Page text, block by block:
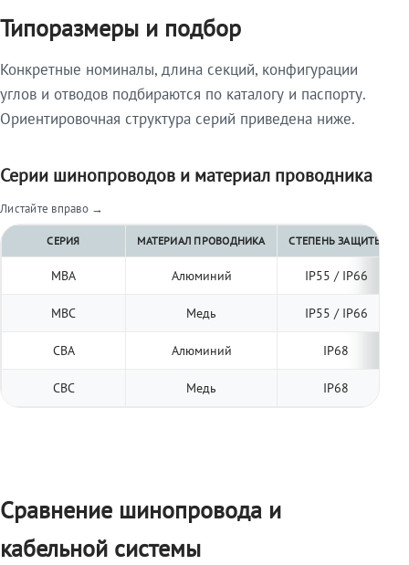
Типоразмеры и подбор
Конкретные номиналы, длина секций, конфигурации
углов и отводов подбираются по каталогу и паспорту.
Ориентировочная структура серий приведена ниже.
Серии шинопроводов и материал проводника
Листайте вправо →
СЕРИЯ МАТЕРИАЛ ПРОВОДНИКА СТЕПЕНЬ ЗАЩИТЫ
МВА Алюминий IP55 / IP66
МВС Медь IP55 / IP66
СВА Алюминий IP68
СВС Медь IP68
Сравнение шинопровода и
кабельной системы